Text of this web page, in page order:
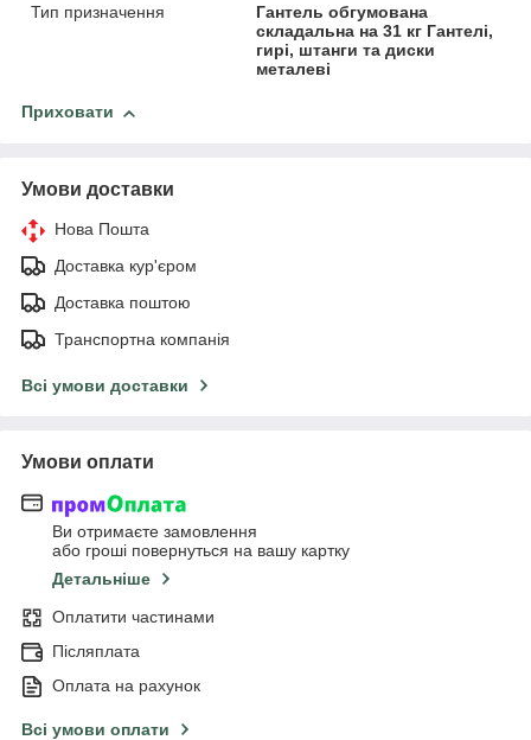
Тип призначення
Гантель обгумована
складальна на 31 кг Гантелі,
гирі, штанги та диски
металеві
Приховати
Умови доставки
Нова Пошта
Доставка кур'єром
Доставка поштою
Транспортна компанія
Всі умови доставки
Умови оплати
Ви отримаєте замовлення
або гроші повернуться на вашу картку
Детальніше
Оплатити частинами
Післяплата
Оплата на рахунок
Всі умови оплати